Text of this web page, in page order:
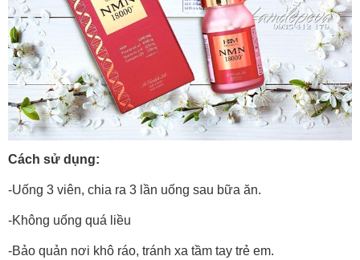
Cách sử dụng:
-Uống 3 viên, chia ra 3 lần uống sau bữa ăn.
-Không uống quá liều
-Bảo quản nơi khô ráo, tránh xa tầm tay trẻ em.